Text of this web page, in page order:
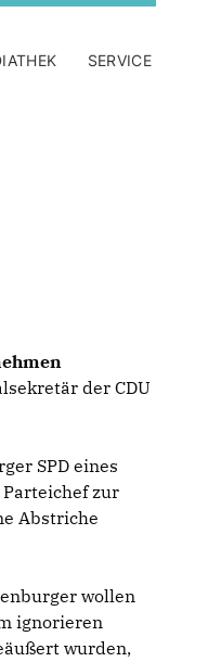
SERVICE
der CDU
SPD eines
zur
Abstriche
wollen
ignorieren
wurden,